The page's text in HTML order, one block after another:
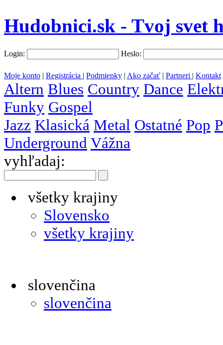
Hudobnici.sk - Tvoj svet
Login: Heslo:
Moje konto | Registrácia | Podmienky | Ako začať | Partneri | Kontakt
Altern Blues Country Dance
Funky Gospel
Jazz Klasická Metal Ostatné Pop
Underground Vážna
vyhľadaj:
všetky krajiny
Slovensko
všetky krajiny
slovenčina
slovenčina